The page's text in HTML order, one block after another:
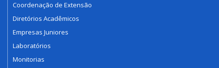
Coordenação de Extensão
Diretórios Acadêmicos
Empresas Juniores
Laboratórios
Monitorias